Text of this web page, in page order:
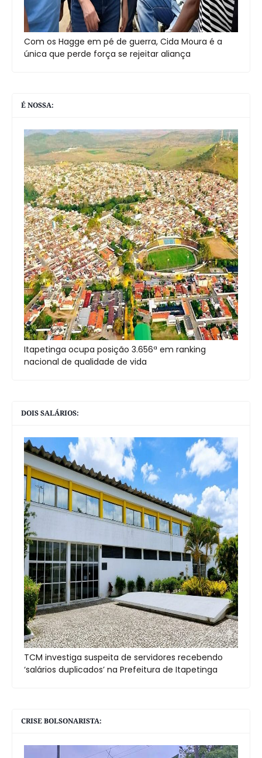
Com os Hagge em pé de guerra, Cida Moura é a
única que perde força se rejeitar aliança
É NOSSA:
Itapetinga ocupa posição 3.656ª em ranking
nacional de qualidade de vida
DOIS SALÁRIOS:
TCM investiga suspeita de servidores recebendo
‘salários duplicados’ na Prefeitura de Itapetinga
CRISE BOLSONARISTA: